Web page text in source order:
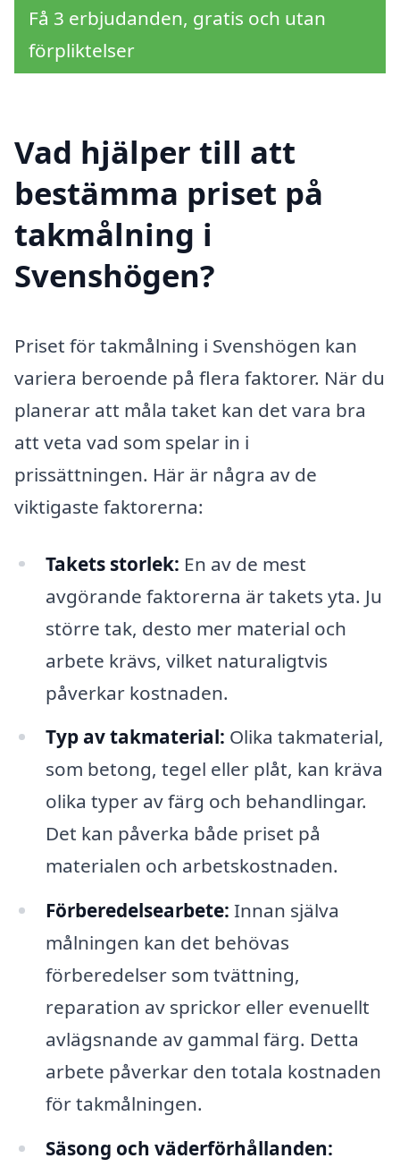
Få 3 erbjudanden, gratis och utan
förpliktelser
Vad hjälper till att
bestämma priset på
takmålning i
Svenshögen?
Priset för takmålning i Svenshögen kan
variera beroende på flera faktorer. När du
planerar att måla taket kan det vara bra
att veta vad som spelar in i
prissättningen. Här är några av de
viktigaste faktorerna:
Takets storlek: En av de mest
avgörande faktorerna är takets yta. Ju
större tak, desto mer material och
arbete krävs, vilket naturaligtvis
påverkar kostnaden.
Typ av takmaterial: Olika takmaterial,
som betong, tegel eller plåt, kan kräva
olika typer av färg och behandlingar.
Det kan påverka både priset på
materialen och arbetskostnaden.
Förberedelsearbete: Innan själva
målningen kan det behövas
förberedelser som tvättning,
reparation av sprickor eller evenuellt
avlägsnande av gammal färg. Detta
arbete påverkar den totala kostnaden
för takmålningen.
Säsong och väderförhållanden: